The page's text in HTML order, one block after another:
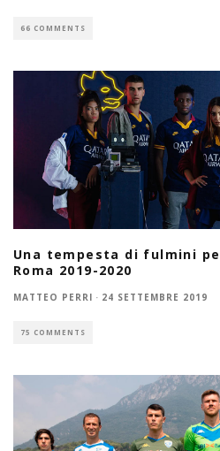
66 COMMENTS
Una tempesta di fulmini
Roma 2019-2020
MATTEO PERRI · 24 SETTEMBRE 2019
75 COMMENTS